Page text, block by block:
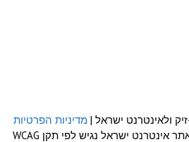
ולאינטרנט ישראל | מדיניות הפרטיות
| אתר אינטרנט ישראל נגיש לפי תקן WCAG